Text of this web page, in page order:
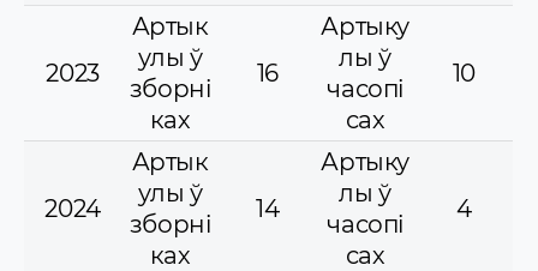
2023
Артык
улы ў
зборні
ках
16
Артыку
лы ў
часопі
сах
10
2024
Артык
улы ў
зборні
ках
14
Артыку
лы ў
часопі
сах
4